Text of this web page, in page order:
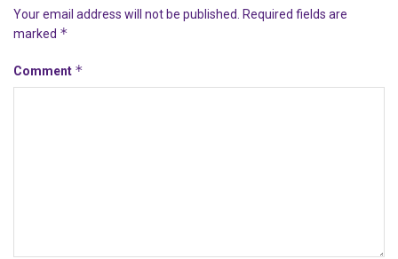
Your email address will not be published. Required fields are
marked *
Comment *